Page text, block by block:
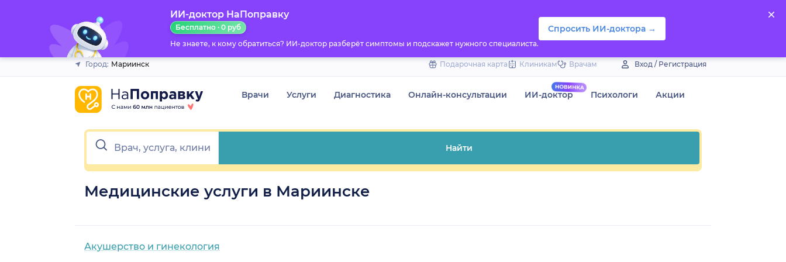
ИИ-доктор НаПоправку
Бесплатно · 0 руб
Не знаете, к кому обратиться? ИИ-доктор разберёт симптомы и подскажет нужного специалиста.
Спросить ИИ-доктора →
Город: Мариинск Подарочная карта Клиникам Врачам Вход / Регистрация
Врачи Услуги Диагностика Онлайн-консультации ИИ-доктор Психологи Акции
Найти
Медицинские услуги в Мариинске
Акушерство и гинекология